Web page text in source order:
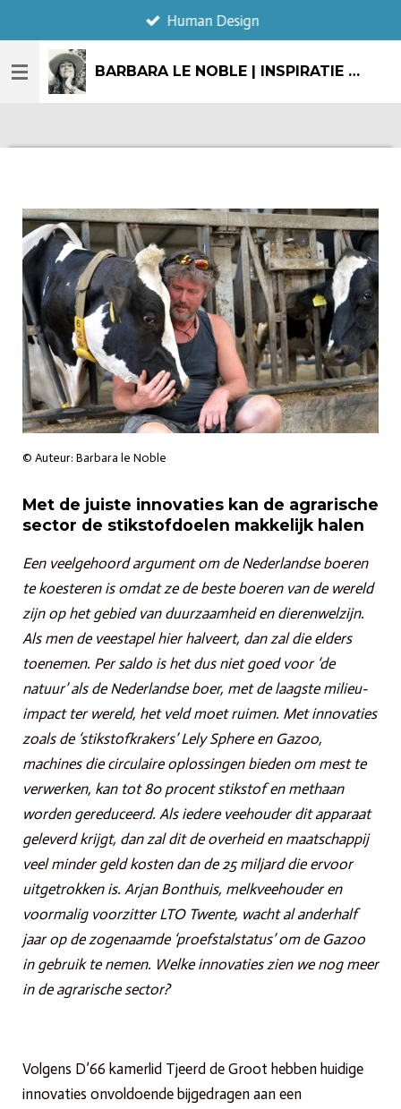
direct
naar
BARBARA LE NOBLE | INSPIRATIE & CREATIE
Human Design
© Auteur: Barbara le Noble
Met de juiste innovaties kan de agrarische
sector de stikstofdoelen makkelijk halen
Een veelgehoord argument om de Nederlandse boeren
te koesteren is omdat ze de beste boeren van de wereld
zijn op het gebied van duurzaamheid en dierenwelzijn.
Als men de veestapel hier halveert, dan zal die elders
toenemen. Per saldo is het dus niet goed voor ‘de
natuur’ als de Nederlandse boer, met de laagste milieu-
impact ter wereld, het veld moet ruimen. Met innovaties
zoals de ‘stikstofkrakers’ Lely Sphere en Gazoo,
machines die circulaire oplossingen bieden om mest te
verwerken, kan tot 80 procent stikstof en methaan
worden gereduceerd. Als iedere veehouder dit apparaat
geleverd krijgt, dan zal dit de overheid en maatschappij
veel minder geld kosten dan de 25 miljard die ervoor
uitgetrokken is. Arjan Bonthuis, melkveehouder en
voormalig voorzitter LTO Twente, wacht al anderhalf
jaar op de zogenaamde ‘proefstalstatus’ om de Gazoo
in gebruik te nemen. Welke innovaties zien we nog meer
in de agrarische sector?
Volgens D’66 kamerlid Tjeerd de Groot hebben huidige
innovaties onvoldoende bijgedragen aan een